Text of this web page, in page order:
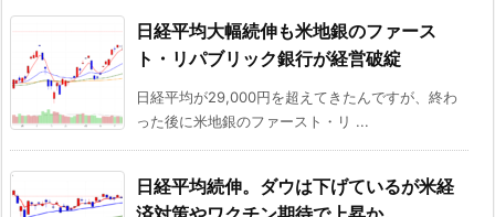
日経平均大幅続伸も米地銀のファース
ト・リパブリック銀行が経営破綻
日経平均が29,000円を超えてきたんですが、終わ
った後に米地銀のファースト・リ ...
日経平均続伸。ダウは下げているが米経